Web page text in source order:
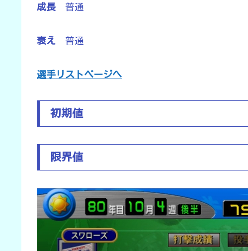
成長 普通
衰え 普通
選手リストページへ
初期値
限界値